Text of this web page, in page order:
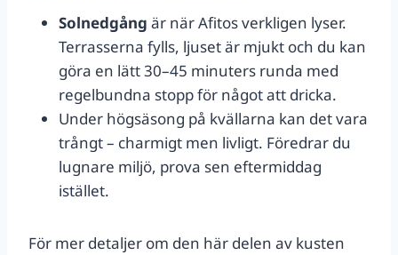
Solnedgång är när Afitos verkligen lyser.
Terrasserna fylls, ljuset är mjukt och du kan
göra en lätt 30–45 minuters runda med
regelbundna stopp för något att dricka.
Under högsäsong på kvällarna kan det vara
trångt – charmigt men livligt. Föredrar du
lugnare miljö, prova sen eftermiddag
istället.
För mer detaljer om den här delen av kusten